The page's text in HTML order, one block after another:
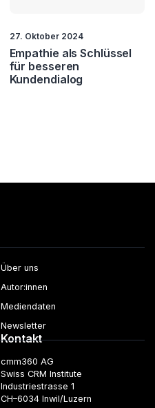
27. Oktober 2024
Empathie als Schlüssel
für besseren
Kundendialog
Über uns
Autor:innen
Mediendaten
Newsletter
Kontakt
cmm360 AG
Swiss CRM Institute
Industriestrasse 1
CH–6034 Inwil/Luzern